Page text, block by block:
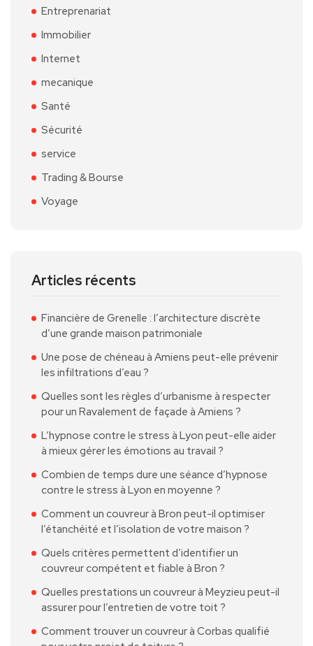
Entreprenariat
Immobilier
Internet
mecanique
Santé
Sécurité
service
Trading & Bourse
Voyage
Articles récents
Financière de Grenelle : l’architecture discrète
d’une grande maison patrimoniale
Une pose de chéneau à Amiens peut-elle prévenir
les infiltrations d’eau ?
Quelles sont les règles d’urbanisme à respecter
pour un Ravalement de façade à Amiens ?
L’hypnose contre le stress à Lyon peut-elle aider
à mieux gérer les émotions au travail ?
Combien de temps dure une séance d’hypnose
contre le stress à Lyon en moyenne ?
Comment un couvreur à Bron peut-il optimiser
l’étanchéité et l’isolation de votre maison ?
Quels critères permettent d’identifier un
couvreur compétent et fiable à Bron ?
Quelles prestations un couvreur à Meyzieu peut-il
assurer pour l’entretien de votre toit ?
Comment trouver un couvreur à Corbas qualifié